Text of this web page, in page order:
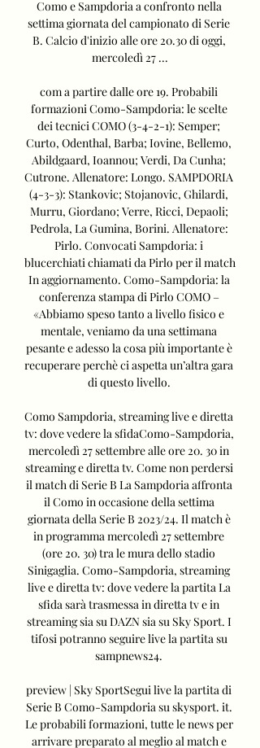
Como e Sampdoria a confronto nella
settima giornata del campionato di Serie
B. Calcio d'inizio alle ore 20.30 di oggi,
mercoledì 27 ...
com a partire dalle ore 19. Probabili
formazioni Como-Sampdoria: le scelte
dei tecnici COMO (3-4-2-1): Semper;
Curto, Odenthal, Barba; Iovine, Bellemo,
Abildgaard, Ioannou; Verdi, Da Cunha;
Cutrone. Allenatore: Longo. SAMPDORIA
(4-3-3): Stankovic; Stojanovic, Ghilardi,
Murru, Giordano; Verre, Ricci, Depaoli;
Pedrola, La Gumina, Borini. Allenatore:
Pirlo. Convocati Sampdoria: i
blucerchiati chiamati da Pirlo per il match
In aggiornamento. Como-Sampdoria: la
conferenza stampa di Pirlo COMO –
«Abbiamo speso tanto a livello fisico e
mentale, veniamo da una settimana
pesante e adesso la cosa più importante è
recuperare perchè ci aspetta un’altra gara
di questo livello.
Como Sampdoria, streaming live e diretta
tv: dove vedere la sfidaComo-Sampdoria,
mercoledì 27 settembre alle ore 20. 30 in
streaming e diretta tv. Come non perdersi
il match di Serie B La Sampdoria affronta
il Como in occasione della settima
giornata della Serie B 2023/24. Il match è
in programma mercoledì 27 settembre
(ore 20. 30) tra le mura dello stadio
Sinigaglia. Como-Sampdoria, streaming
live e diretta tv: dove vedere la partita La
sfida sarà trasmessa in diretta tv e in
streaming sia su DAZN sia su Sky Sport. I
tifosi potranno seguire live la partita su
sampnews24.
preview | Sky SportSegui live la partita di
Serie B Como-Sampdoria su skysport. it.
Le probabili formazioni, tutte le news per
arrivare preparato al meglio al match e